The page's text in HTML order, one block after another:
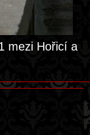
mezi Hořicí a